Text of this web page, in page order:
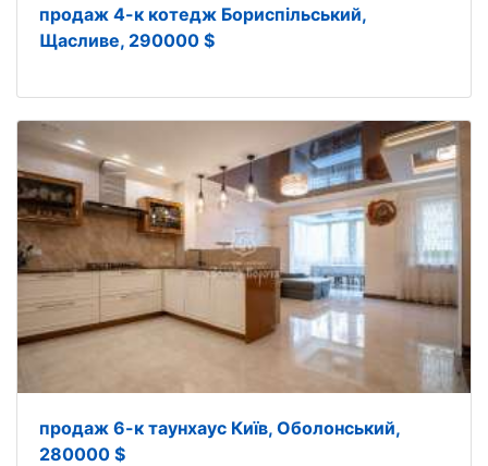
продаж 4-к котедж Бориспільський,
Щасливе, 290000 $
продаж 6-к таунхаус Київ, Оболонський,
280000 $